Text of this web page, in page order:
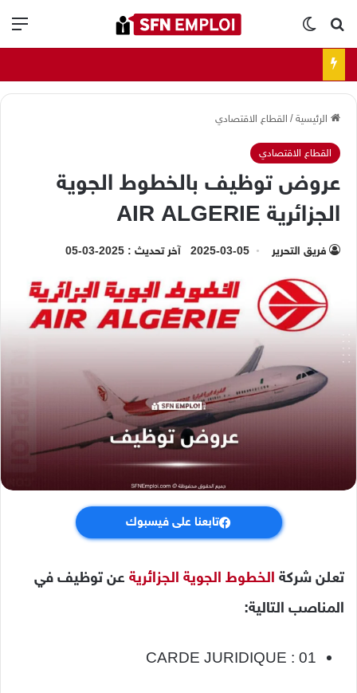
بحث عنالوضع المظلم
الرئيسية/ القطاع الاقتصادي
القطاع الاقتصادي
عروض توظيف بالخطوط الجوية
الجزائرية AIR ALGERIE
فريق التحرير 2025-03-05 آخر تحديث : 2025-03-05
تابعنا على فيسبوك
تعلن شركة الخطوط الجوية الجزائرية عن توظيف في
المناصب التالية:
CARDE JURIDIQUE : 01